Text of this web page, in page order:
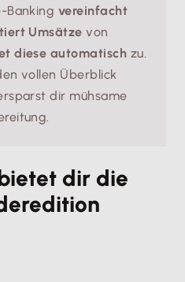
Banking vereinfacht
Umsätze von
diese automatisch zu.
vollen Überblick
dir mühsame
dir die